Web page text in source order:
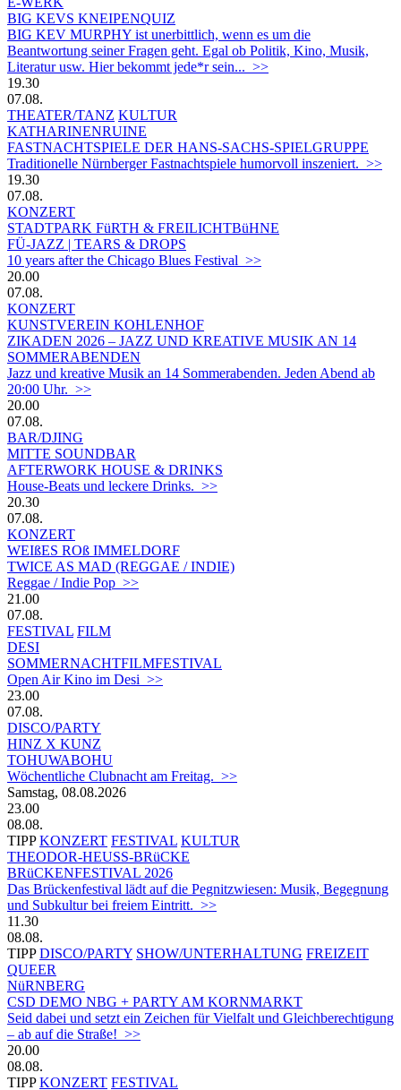
BIG KEVS KNEIPENQUIZ
BIG KEV MURPHY ist unerbittlich, wenn es um die
Beantwortung seiner Fragen geht. Egal ob Politik, Kino, Musik,
Literatur usw. Hier bekommt jede*r sein... >>
19.30
07.08.
THEATER/TANZ KULTUR
KATHARINENRUINE
FASTNACHTSPIELE DER HANS-SACHS-SPIELGRUPPE
Traditionelle Nürnberger Fastnachtspiele humorvoll inszeniert. >>
19.30
07.08.
KONZERT
STADTPARK FüRTH & FREILICHTBüHNE
FÜ-JAZZ | TEARS & DROPS
10 years after the Chicago Blues Festival >>
20.00
07.08.
KONZERT
KUNSTVEREIN KOHLENHOF
ZIKADEN 2026 – JAZZ UND KREATIVE MUSIK AN 14
SOMMERABENDEN
Jazz und kreative Musik an 14 Sommerabenden. Jeden Abend ab
20:00 Uhr. >>
20.00
07.08.
BAR/DJING
MITTE SOUNDBAR
AFTERWORK HOUSE & DRINKS
House-Beats und leckere Drinks. >>
20.30
07.08.
KONZERT
WEIßES ROß IMMELDORF
TWICE AS MAD (REGGAE / INDIE)
Reggae / Indie Pop >>
21.00
07.08.
FESTIVAL FILM
DESI
SOMMERNACHTFILMFESTIVAL
Open Air Kino im Desi >>
23.00
07.08.
DISCO/PARTY
HINZ X KUNZ
TOHUWABOHU
Wöchentliche Clubnacht am Freitag. >>
Samstag, 08.08.2026
23.00
08.08.
TIPP KONZERT FESTIVAL KULTUR
THEODOR-HEUSS-BRüCKE
BRüCKENFESTIVAL 2026
Das Brückenfestival lädt auf die Pegnitzwiesen: Musik, Begegnung
und Subkultur bei freiem Eintritt. >>
11.30
08.08.
TIPP DISCO/PARTY SHOW/UNTERHALTUNG FREIZEIT
QUEER
NüRNBERG
CSD DEMO NBG + PARTY AM KORNMARKT
Seid dabei und setzt ein Zeichen für Vielfalt und Gleichberechtigung
– ab auf die Straße! >>
20.00
08.08.
TIPP KONZERT FESTIVAL